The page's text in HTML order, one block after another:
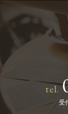
tel.
受